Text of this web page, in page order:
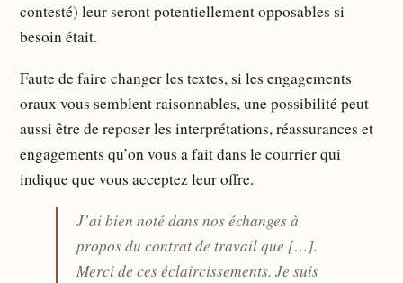
contesté) leur seront potentiellement opposables si
besoin était.
Faute de faire changer les textes, si les engagements
oraux vous semblent raisonnables, une possibilité peut
aussi être de reposer les interprétations, réassurances et
engagements qu’on vous a fait dans le courrier qui
indique que vous acceptez leur offre.
J’ai bien noté dans nos échanges à
propos du contrat de travail que […].
Merci de ces éclaircissements. Je suis